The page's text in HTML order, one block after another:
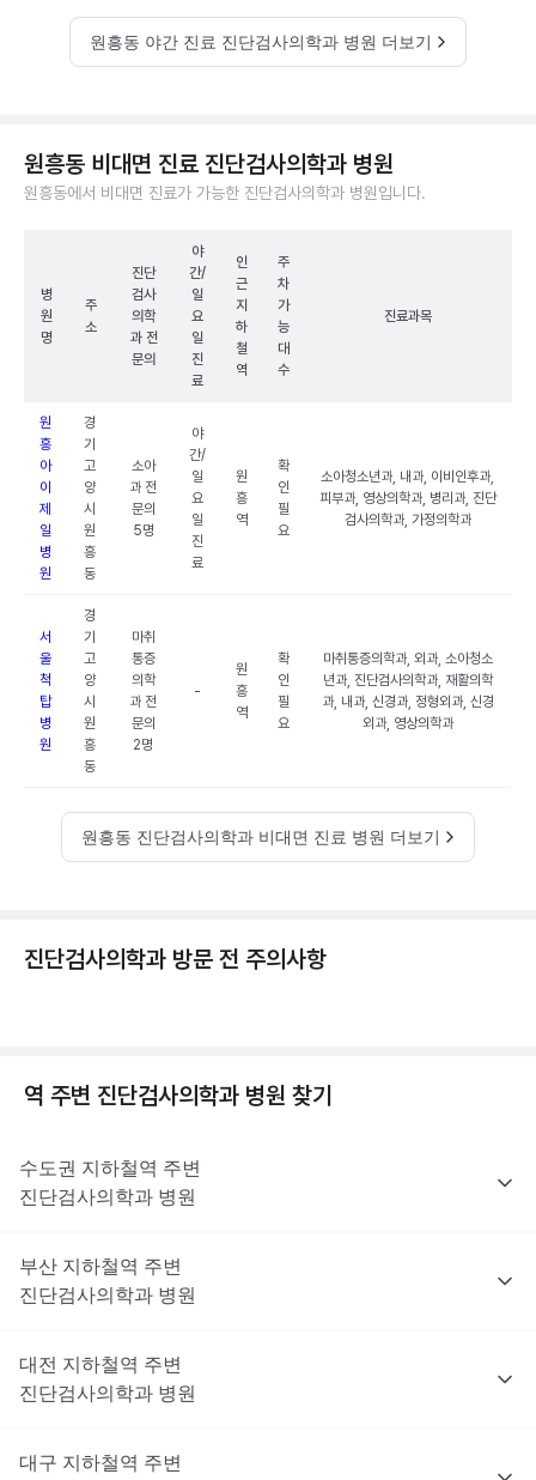
원흥동 야간 진료 진단검사의학과 병원 더보기
원흥동 비대면 진료 진단검사의학과 병원
원흥동에서 비대면 진료가 가능한 진단검사의학과 병원입니다.
병
원
명
주
소
진단
검사
의학
과 전
문의
야
간/
일
요
일
진
료
인
근
지
하
철
역
주
차
가
능
대
수
진료과목
원
흥
아
이
제
일
병
원
경
기
고
양
시
원
흥
동
소아
과 전
문의
5명
야
간/
일
요
일
진
료
원
흥
역
확
인
필
요
소아청소년과, 내과, 이비인후과,
피부과, 영상의학과, 병리과, 진단
검사의학과, 가정의학과
서
울
척
탑
병
원
경
기
고
양
시
원
흥
동
마취
통증
의학
과 전
문의
2명
-
원
흥
역
확
인
필
요
마취통증의학과, 외과, 소아청소
년과, 진단검사의학과, 재활의학
과, 내과, 신경과, 정형외과, 신경
외과, 영상의학과
원흥동 진단검사의학과 비대면 진료 병원 더보기
진단검사의학과 방문 전 주의사항
역 주변 진단검사의학과 병원 찾기
수도권 지하철역 주변
진단검사의학과 병원
부산 지하철역 주변
진단검사의학과 병원
대전 지하철역 주변
진단검사의학과 병원
대구 지하철역 주변